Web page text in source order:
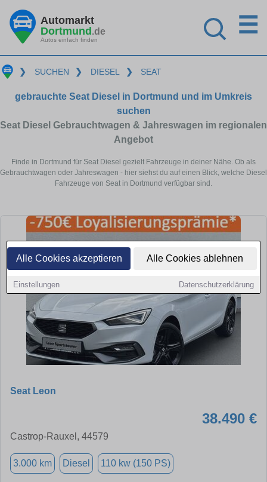
Alle Cookies akzeptieren Alle Cookies ablehnen
Einstellungen Datenschutzerklärung
Automarkt
Dortmund.de
Autos einfach finden
☰
❯ SUCHEN ❯ DIESEL ❯ SEAT
gebrauchte Seat Diesel in Dortmund und im Umkreis
suchen
Seat Diesel Gebrauchtwagen & Jahreswagen im regionalen
Angebot
Finde in Dortmund für Seat Diesel gezielt Fahrzeuge in deiner Nähe. Ob als
Gebrauchtwagen oder Jahreswagen - hier siehst du auf einen Blick, welche Diesel
Fahrzeuge von Seat in Dortmund verfügbar sind.
Seat Leon
38.490 €
Castrop-Rauxel, 44579
3.000 km Diesel 110 kw (150 PS)